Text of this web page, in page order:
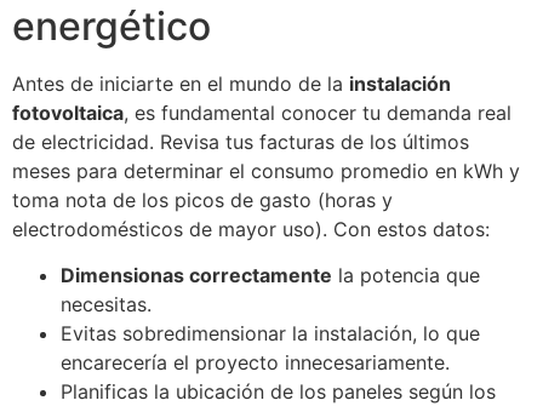
energético
Antes de iniciarte en el mundo de la instalación
fotovoltaica, es fundamental conocer tu demanda real
de electricidad. Revisa tus facturas de los últimos
meses para determinar el consumo promedio en kWh y
toma nota de los picos de gasto (horas y
electrodomésticos de mayor uso). Con estos datos:
Dimensionas correctamente la potencia que
necesitas.
Evitas sobredimensionar la instalación, lo que
encarecería el proyecto innecesariamente.
Planificas la ubicación de los paneles según los